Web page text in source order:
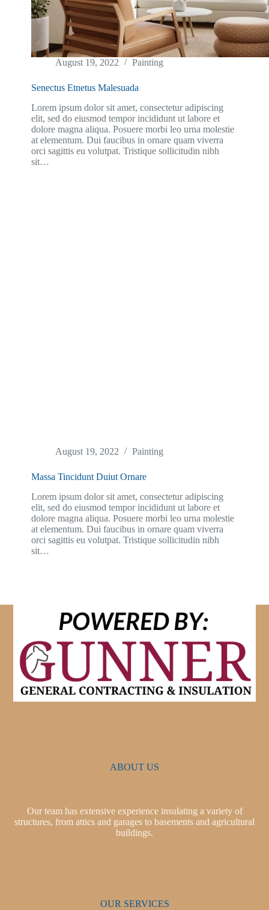
August 19, 2022 Painting
Senectus Etnetus Malesuada
Lorem ipsum dolor sit amet, consectetur adipiscing
elit, sed do eiusmod tempor incididunt ut labore et
dolore magna aliqua. Posuere morbi leo urna molestie
at elementum. Dui faucibus in ornare quam viverra
orci sagittis eu volutpat. Tristique sollicitudin nibh
sit…
August 19, 2022 Painting
Massa Tincidunt Duiut Ornare
Lorem ipsum dolor sit amet, consectetur adipiscing
elit, sed do eiusmod tempor incididunt ut labore et
dolore magna aliqua. Posuere morbi leo urna molestie
at elementum. Dui faucibus in ornare quam viverra
orci sagittis eu volutpat. Tristique sollicitudin nibh
sit…
ABOUT US
Our team has extensive experience insulating a variety of
structures, from attics and garages to basements and agricultural
buildings.
OUR SERVICES